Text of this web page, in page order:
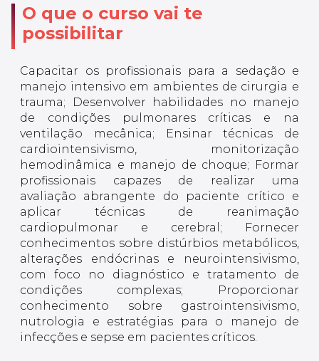
O que o curso vai te
possibilitar
Capacitar os profissionais para a sedação e
manejo intensivo em ambientes de cirurgia e
trauma; Desenvolver habilidades no manejo
de condições pulmonares críticas e na
ventilação mecânica; Ensinar técnicas de
cardiointensivismo, monitorização
hemodinâmica e manejo de choque; Formar
profissionais capazes de realizar uma
avaliação abrangente do paciente crítico e
aplicar técnicas de reanimação
cardiopulmonar e cerebral; Fornecer
conhecimentos sobre distúrbios metabólicos,
alterações endócrinas e neurointensivismo,
com foco no diagnóstico e tratamento de
condições complexas; Proporcionar
conhecimento sobre gastrointensivismo,
nutrologia e estratégias para o manejo de
infecções e sepse em pacientes críticos.